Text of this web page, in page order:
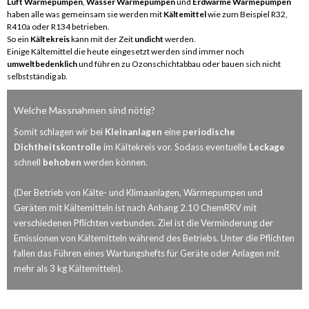
haben alle was gemeinsam sie werden mit Kältemittelwie zum Beispiel R32,
R410a oder R134 betrieben.
So ein Kältekreiskann mit der Zeit undicht werden.
Einige Kältemittel die heute eingesetzt werden sind immer noch
umweltbedenklichund führen zu Ozonschichtabbau oder bauen sich nicht
selbstständig ab.
Welche Massnahmen sind nötig?
Somit schlagen wir bei Kleinanlagen eine periodische
Dichtheitskontrolle im Kältekreis vor. Sodass eventuelle Leckage
schnell behoben werden können.
(Der Betrieb von Kälte- und Klimaanlagen, Wärmepumpen und
Geräten mit Kältemitteln ist nach Anhang 2.10 ChemRRV mit
verschiedenen Pflichten verbunden. Ziel ist die Verminderung der
Emissionen von Kältemitteln während des Betriebs. Unter die Pflichten
fallen das Führen eines Wartungshefts für Geräte oder Anlagen mit
mehr als 3 kg Kältemitteln).